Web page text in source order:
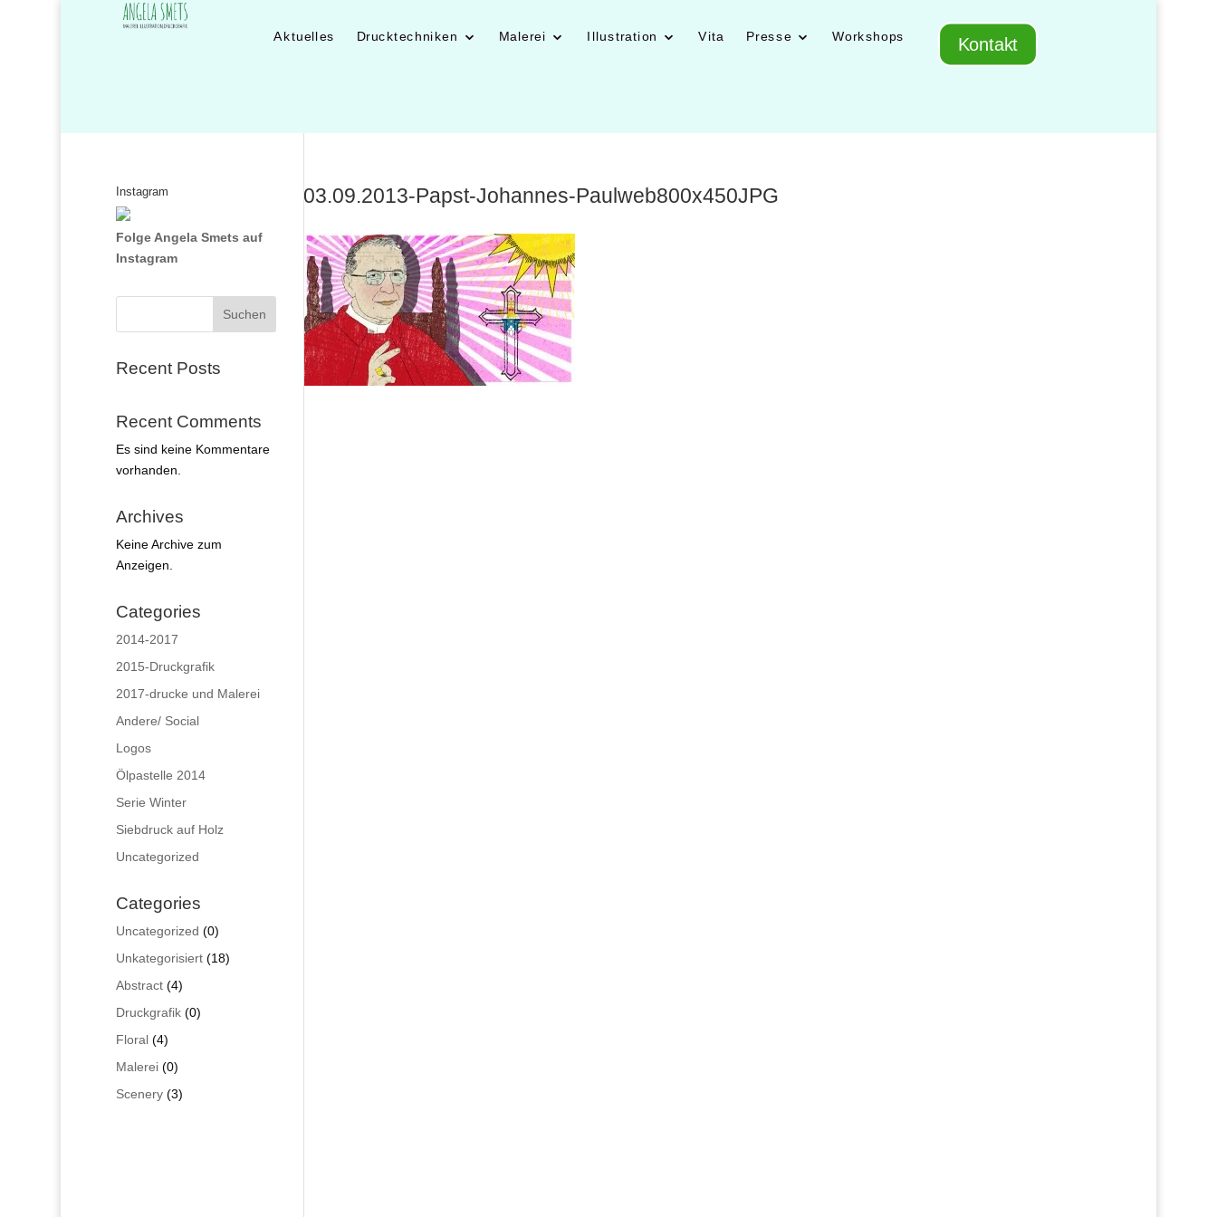
Aktuelles Drucktechniken Malerei Illustration Vita Presse Workshops Kontakt
03.09.2013-Papst-Johannes-Paulweb800x450JPG
Instagram
Folge Angela Smets auf
Instagram
Suchen
Recent Posts
Recent Comments
Es sind keine Kommentare
vorhanden.
Archives
Keine Archive zum
Anzeigen.
Categories
2014-2017
2015-Druckgrafik
2017-drucke und Malerei
Andere/ Social
Logos
Ölpastelle 2014
Serie Winter
Siebdruck auf Holz
Uncategorized
Categories
Uncategorized 00
Produkte
Unkategorisiert 1818
Abstract 44
Produkte
Druckgrafik 00
Floral 44
Produkte
Malerei 00
Produkte
Scenery 33